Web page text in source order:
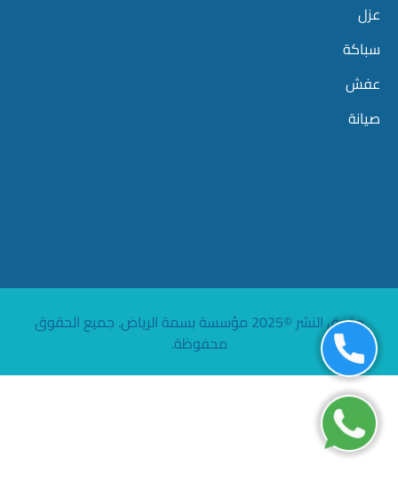
عزل
سباكة
عفش
صيانة
حقوق النشر ©2025 مؤسسة بسمة الرياض. جميع الحقوق
محفوظة.